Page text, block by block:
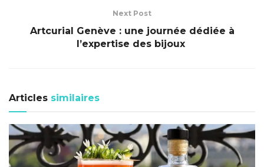
Next Post
Artcurial Genève : une journée dédiée à
l’expertise des bijoux
Articles similaires